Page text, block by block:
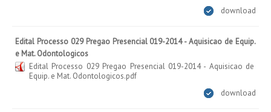
download
Edital Processo 029 Pregao Presencial 019-2014 - Aquisicao de Equip.
e Mat. Odontologicos
Edital Processo 029 Pregao Presencial 019-2014 - Aquisicao de
Equip. e Mat. Odontologicos.pdf
download